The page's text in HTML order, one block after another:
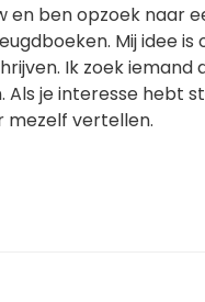
en ben opzoek naar
Mij idee is
Ik zoek iemand
Als je interesse hebt
mezelf vertellen.